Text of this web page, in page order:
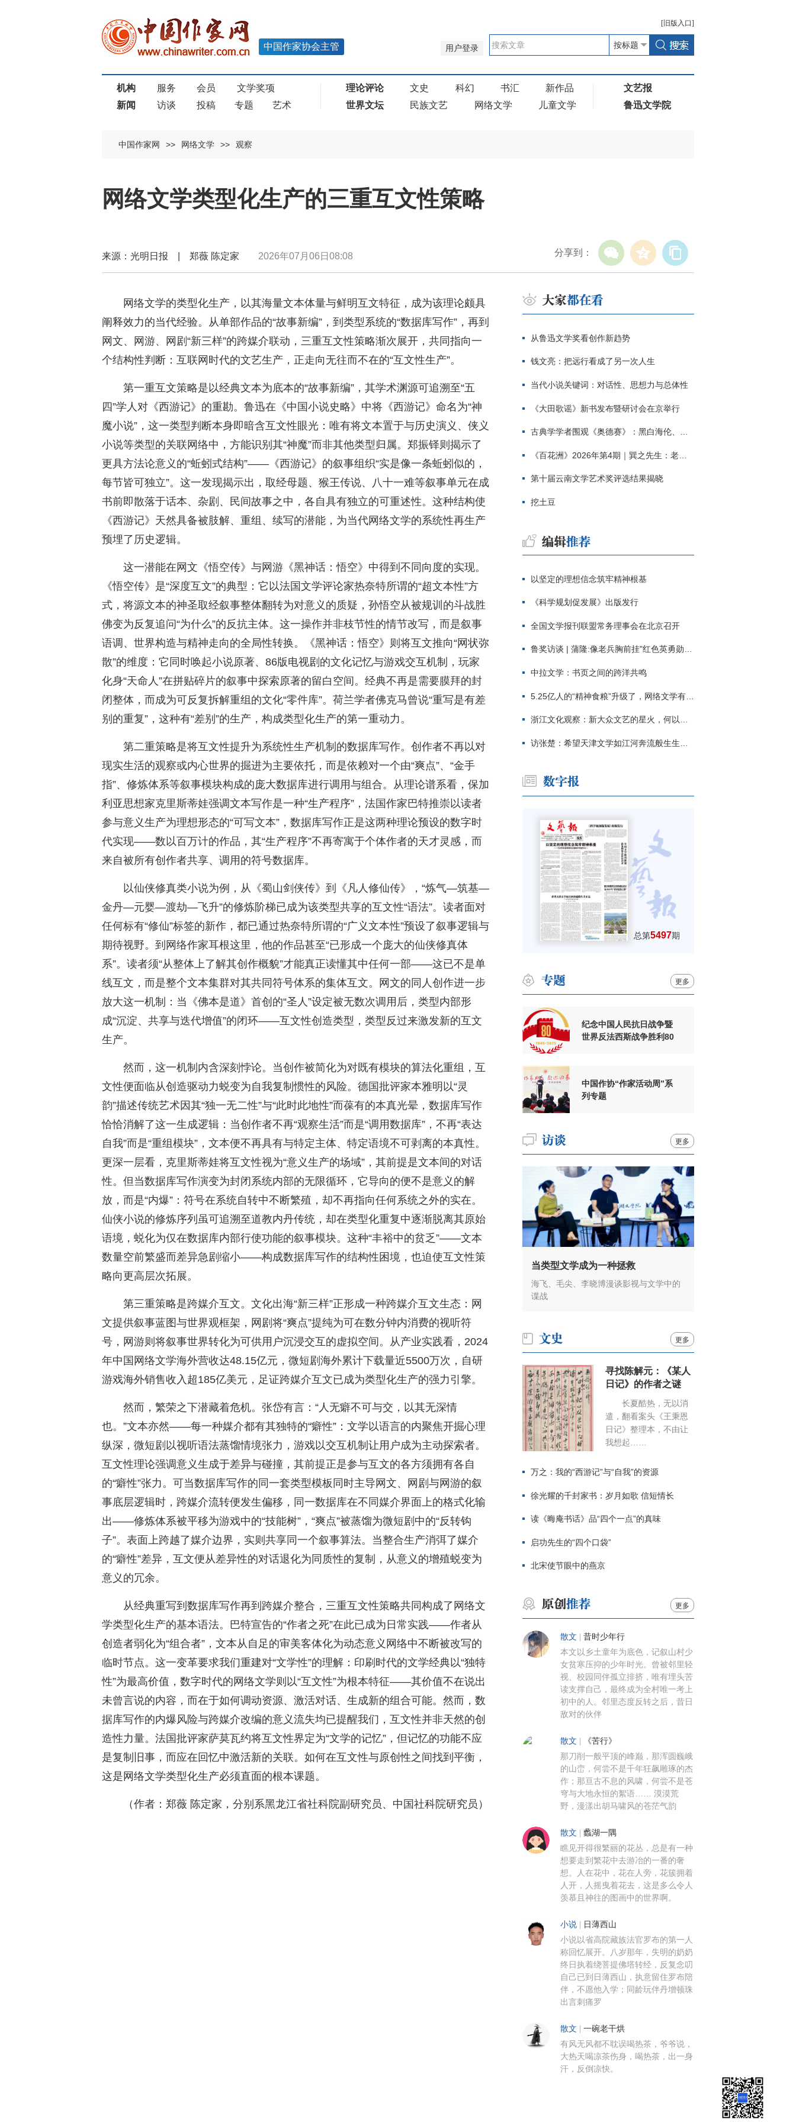
[ 旧版 入口]
用户登录
中国作家协会主管
机构 服务 会员
文学奖项
新闻
访谈 投稿 专题 艺术
理论评论 文史 科幻 书汇
新作品
世界文坛
民族文艺 网络文学 儿童文学
文艺报
鲁迅文学院
中国作家网 >> 网络文学 >> 观察
网络文学类型化生产的三重互文性策略
分享到：
来源：光明日报 | 郑薇 陈定家 2026年07月06日08:08
网络文学的类型化生产，以其海量文本体量与鲜明互文特征，成为该理论颇具
阐释效力的当代经验。从单部作品的“故事新编”，到类型系统的“数据库写作”，再到
网文、网游、网剧“新三样”的跨媒介联动，三重互文性策略渐次展开，共同指向一
个结构性判断：互联网时代的文艺生产，正走向无往而不在的“互文性生产”。
第一重互文策略是以经典文本为底本的“故事新编”，其学术渊源可追溯至“五
四”学人对《西游记》的重勘。鲁迅在《中国小说史略》中将《西游记》命名为“神
魔小说”，这一类型判断本身即暗含互文性眼光：唯有将文本置于与历史演义、侠义
小说等类型的关联网络中，方能识别其“神魔”而非其他类型归属。郑振铎则揭示了
更具方法论意义的“蚯蚓式结构”——《西游记》的叙事组织“实是像一条蚯蚓似的，
每节皆可独立”。这一发现揭示出，取经母题、猴王传说、八十一难等叙事单元在成
书前即散落于话本、杂剧、民间故事之中，各自具有独立的可重述性。这种结构使
《西游记》天然具备被肢解、重组、续写的潜能，为当代网络文学的系统性再生产
预埋了历史逻辑。
这一潜能在网文《悟空传》与网游《黑神话：悟空》中得到不同向度的实现。
《悟空传》是“深度互文”的典型：它以法国文学评论家热奈特所谓的“超文本性”方
式，将源文本的神圣取经叙事整体翻转为对意义的质疑，孙悟空从被规训的斗战胜
佛变为反复追问“为什么”的反抗主体。这一操作并非枝节性的情节改写，而是叙事
语调、世界构造与精神走向的全局性转换。《黑神话：悟空》则将互文推向“网状弥
散”的维度：它同时唤起小说原著、86版电视剧的文化记忆与游戏交互机制，玩家
化身“天命人”在拼贴碎片的叙事中探索原著的留白空间。经典不再是需要膜拜的封
闭整体，而成为可反复拆解重组的文化“零件库”。荷兰学者佛克马曾说“重写是有差
别的重复”，这种有“差别”的生产，构成类型化生产的第一重动力。
第二重策略是将互文性提升为系统性生产机制的数据库写作。创作者不再以对
现实生活的观察或内心世界的掘进为主要依托，而是依赖对一个由“爽点”、“金手
指”、修炼体系等叙事模块构成的庞大数据库进行调用与组合。从理论谱系看，保加
利亚思想家克里斯蒂娃强调文本写作是一种“生产程序”，法国作家巴特推崇以读者
参与意义生产为理想形态的“可写文本”，数据库写作正是这两种理论预设的数字时
代实现——数以百万计的作品，其“生产程序”不再寄寓于个体作者的天才灵感，而
来自被所有创作者共享、调用的符号数据库。
以仙侠修真类小说为例，从《蜀山剑侠传》到《凡人修仙传》，“炼气—筑基—
金丹—元婴—渡劫—飞升”的修炼阶梯已成为该类型共享的互文性“语法”。读者面对
任何标有“修仙”标签的新作，都已通过热奈特所谓的“广义文本性”预设了叙事逻辑与
期待视野。到网络作家耳根这里，他的作品甚至“已形成一个庞大的仙侠修真体
系”。读者须“从整体上了解其创作概貌”才能真正读懂其中任何一部——这已不是单
线互文，而是整个文本集群对其共同符号体系的集体互文。网文的同人创作进一步
放大这一机制：当《佛本是道》首创的“圣人”设定被无数次调用后，类型内部形
成“沉淀、共享与迭代增值”的闭环——互文性创造类型，类型反过来激发新的互文
生产。
然而，这一机制内含深刻悖论。当创作被简化为对既有模块的算法化重组，互
文性便面临从创造驱动力蜕变为自我复制惯性的风险。德国批评家本雅明以“灵
韵”描述传统艺术因其“独一无二性”与“此时此地性”而葆有的本真光晕，数据库写作
恰恰消解了这一生成逻辑：当创作者不再“观察生活”而是“调用数据库”，不再“表达
自我”而是“重组模块”，文本便不再具有与特定主体、特定语境不可剥离的本真性。
更深一层看，克里斯蒂娃将互文性视为“意义生产的场域”，其前提是文本间的对话
性。但当数据库写作演变为封闭系统内部的无限循环，它导向的便不是意义的解
放，而是“内爆”：符号在系统自转中不断繁殖，却不再指向任何系统之外的实在。
仙侠小说的修炼序列虽可追溯至道教内丹传统，却在类型化重复中逐渐脱离其原始
语境，蜕化为仅在数据库内部行使功能的叙事模块。这种“丰裕中的贫乏”——文本
数量空前繁盛而差异急剧缩小——构成数据库写作的结构性困境，也迫使互文性策
略向更高层次拓展。
第三重策略是跨媒介互文。文化出海“新三样”正形成一种跨媒介互文生态：网
文提供叙事蓝图与世界观框架，网剧将“爽点”提纯为可在数分钟内消费的视听符
号，网游则将叙事世界转化为可供用户沉浸交互的虚拟空间。从产业实践看，2024
年中国网络文学海外营收达48.15亿元，微短剧海外累计下载量近5500万次，自研
游戏海外销售收入超185亿美元，足证跨媒介互文已成为类型化生产的强力引擎。
然而，繁荣之下潜藏着危机。张岱有言：“人无癖不可与交，以其无深情
也。”文本亦然——每一种媒介都有其独特的“癖性”：文学以语言的内聚焦开掘心理
纵深，微短剧以视听语法蒸馏情境张力，游戏以交互机制让用户成为主动探索者。
互文性理论强调意义生成于差异与碰撞，其前提正是参与互文的各方须拥有各自
的“癖性”张力。可当数据库写作的同一套类型模板同时主导网文、网剧与网游的叙
事底层逻辑时，跨媒介流转便发生偏移，同一数据库在不同媒介界面上的格式化输
出——修炼体系被平移为游戏中的“技能树”，“爽点”被蒸馏为微短剧中的“反转钩
子”。表面上跨越了媒介边界，实则共享同一个叙事算法。当整合生产消弭了媒介
的“癖性”差异，互文便从差异性的对话退化为同质性的复制，从意义的增殖蜕变为
意义的冗余。
从经典重写到数据库写作再到跨媒介整合，三重互文性策略共同构成了网络文
学类型化生产的基本语法。巴特宣告的“作者之死”在此已成为日常实践——作者从
创造者弱化为“组合者”，文本从自足的审美客体化为动态意义网络中不断被改写的
临时节点。这一变革要求我们重建对“文学性”的理解：印刷时代的文学经典以“独特
性”为最高价值，数字时代的网络文学则以“互文性”为根本特征——其价值不在说出
未曾言说的内容，而在于如何调动资源、激活对话、生成新的组合可能。然而，数
据库写作的内爆风险与跨媒介改编的意义流失均已提醒我们，互文性并非天然的创
造性力量。法国批评家萨莫瓦约将互文性界定为“文学的记忆”，但记忆的功能不应
是复制旧事，而应在回忆中激活新的关联。如何在互文性与原创性之间找到平衡，
这是网络文学类型化生产必须直面的根本课题。
（作者：郑薇 陈定家，分别系黑龙江省社科院副研究员、中国社科院研究员）
从鲁迅文学奖看创作新趋势
钱文亮：把远行看成了另一次人生
当代小说关键词：对话性、思想力与总体性
《大田歌谣》新书发布暨研讨会在京举行
古典学学者围观《奥德赛》：黑白海伦、佩涅罗佩的别针与神秘入侵者
《百花洲》2026年第4期｜巽之先生：老兵朱向前侧记三题
第十届云南文学艺术奖评选结果揭晓
挖土豆
以坚定的理想信念筑牢精神根基
《科学规划促发展》出版发行
全国文学报刊联盟常务理事会在北京召开
鲁奖访谈 | 蒲隆:像老兵胸前挂"红色英勇勋章"
中拉文学：书页之间的跨洋共鸣
5.25亿人的“精神食粮”升级了，网络文学有了哪些新变化？
浙江文化观察：新大众文艺的星火，何以燎原？
访张楚：希望天津文学如江河奔流般生生不息
总第5497期
更多
纪念中国人民抗日战争暨
世界反法西斯战争胜利80
中国作协“作家活动周”系
列专题
更多
当类型文学成为一种拯救
海飞、毛尖、李晓博漫谈影视与文学中的
谍战
更多
寻找陈解元：《某人
日记》的作者之谜
长夏酷热，无以消
遣，翻看案头《王秉恩
日记》整理本，不由让
我想起……
万之：我的“西游记”与“自我”的资源
徐光耀的千封家书：岁月如歌 信短情长
读《晦庵书话》品“四个一点”的真味
启功先生的“四个口袋”
北宋使节眼中的燕京
更多
散文 昔时少年行
本文以乡土童年为底色，记叙山村少
女贫寒压抑的少年时光。曾被邻里轻
视、校园同伴孤立排挤，唯有埋头苦
读支撑自己，最终成为全村唯一考上
初中的人。邻里态度反转之后，昔日
敌对的伙伴
散文 《苦行》
那刀削一般平顶的峰巅，那浑圆巍峨
的山峦，何尝不是千年狂飙雕琢的杰
作；那亘古不息的风啸，何尝不是苍
穹与大地永恒的絮语…… 漠漠荒
野，漫漾出胡马啸风的苍茫气韵
散文 蠡湖一隅
瞧见开得很繁丽的花丛，总是有一种
想要走到繁花中去游冶的一番的奢
想。人在花中，花在人旁，花簇拥着
人开，人摇曳着花去，这是多么令人
羡慕且神往的图画中的世界啊。
小说 日薄西山
小说以省高院藏族法官罗布的第一人
称回忆展开。八岁那年，失明的奶奶
终日执着绕菩提佛塔转经，反复念叨
自己已到日薄西山，执意留住罗布陪
伴，不愿他入学；同龄玩伴丹增顿珠
出言刺痛罗
散文 一碗老干烘
有风无风都不耽误喝热茶，爷爷说，
大热天喝凉茶伤身，喝热茶，出一身
汗，反倒凉快。